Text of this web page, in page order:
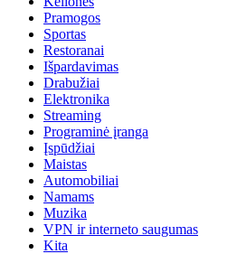
Pramogos
Sportas
Restoranai
Išpardavimas
Drabužiai
Elektronika
Streaming
Programinė įranga
Įspūdžiai
Maistas
Automobiliai
Namams
Muzika
VPN ir interneto saugumas
Kita